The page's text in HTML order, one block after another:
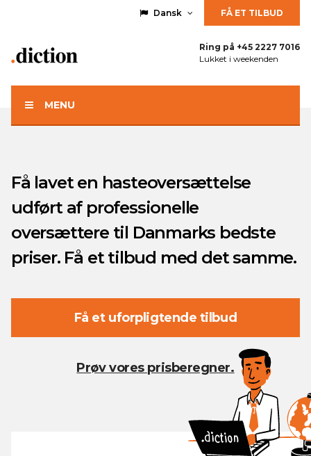
Dansk FÅ ET TILBUD
Ring på +45 2227 7016
Lukket i weekenden
MENU
Få lavet en hasteoversættelse
udført af professionelle
oversættere til Danmarks bedste
priser. Få et tilbud med det samme.
Få et uforpligtende tilbud
Prøv vores prisberegner.